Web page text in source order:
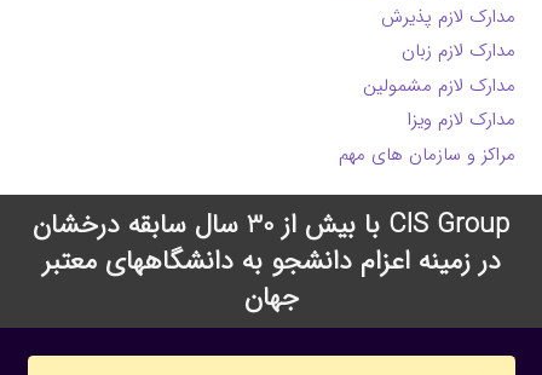
مدارک لازم پذیرش
مدارک لازم زبان
مدارک لازم مشمولین
مدارک لازم ویزا
مراکز و سازمان های مهم
CIS Group با بیش از 30 سال سابقه درخشان
در زمینه اعزام دانشجو به دانشگاههای معتبر
جهان